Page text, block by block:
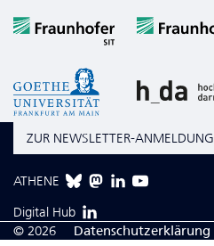
ZUR NEWSLETTER-ANMELDUNG
ATHENE
Digital Hub
© 2026
Da­ten­schutzerklärung